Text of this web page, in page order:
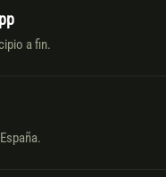
a fin.